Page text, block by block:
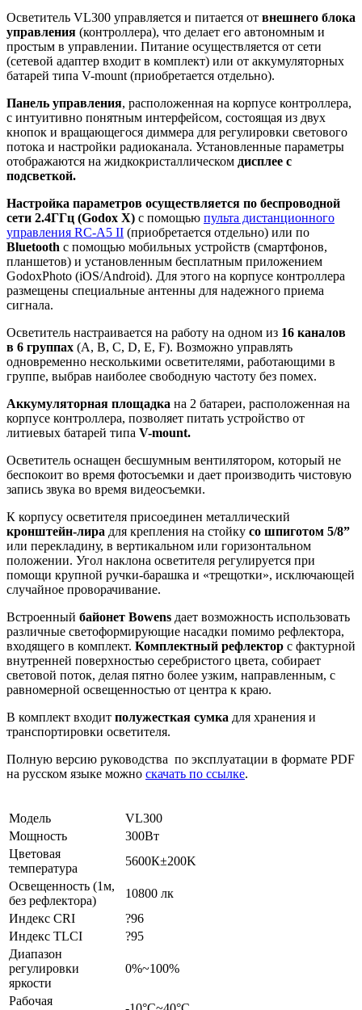
Осветитель VL300 управляется и питается от внешнего блока
управления (контроллера), что делает его автономным и
простым в управлении. Питание осуществляется от сети
(сетевой адаптер входит в комплект) или от аккумуляторных
батарей типа V-mount (приобретается отдельно).
Панель управления, расположенная на корпусе контроллера,
с интуитивно понятным интерфейсом, состоящая из двух
кнопок и вращающегося диммера для регулировки светового
потока и настройки радиоканала. Установленные параметры
отображаются на жидкокристаллическом дисплее с
подсветкой.
Настройка параметров осуществляется по беспроводной
сети 2.4ГГц (Godox X) с помощью пульта дистанционного
управления RC-A5 II (приобретается отдельно) или по
Bluetooth с помощью мобильных устройств (смартфонов,
планшетов) и установленным бесплатным приложением
GodoxPhoto (iOS/Android). Для этого на корпусе контроллера
размещены специальные антенны для надежного приема
сигнала.
Осветитель настраивается на работу на одном из 16 каналов
в 6 группах (A, B, C, D, E, F). Возможно управлять
одновременно несколькими осветителями, работающими в
группе, выбрав наиболее свободную частоту без помех.
Аккумуляторная площадка на 2 батареи, расположенная на
корпусе контроллера, позволяет питать устройство от
литиевых батарей типа V-mount.
Осветитель оснащен бесшумным вентилятором, который не
беспокоит во время фотосъемки и дает производить чистовую
запись звука во время видеосъемки.
К корпусу осветителя присоединен металлический
кронштейн-лира для крепления на стойку со шпиготом 5/8”
или перекладину, в вертикальном или горизонтальном
положении. Угол наклона осветителя регулируется при
помощи крупной ручки-барашка и «трещотки», исключающей
случайное проворачивание.
Встроенный байонет Bowens дает возможность использовать
различные светоформирующие насадки помимо рефлектора,
входящего в комплект. Комплектный рефлектор с фактурной
внутренней поверхностью серебристого цвета, собирает
световой поток, делая пятно более узким, направленным, с
равномерной освещенностью от центра к краю.
В комплект входит полужесткая сумка для хранения и
транспортировки осветителя.
Полную версию руководства по эксплуатации в формате PDF
на русском языке можно скачать по ссылке.
Модель
VL300
Мощность
300Вт
Цветовая
температура
5600К±200K
Освещенность (1м,
без рефлектора)
10800 лк
Индекс CRI
?96
Индекс TLCI
?95
Диапазон
регулировки
яркости
0%~100%
Рабочая